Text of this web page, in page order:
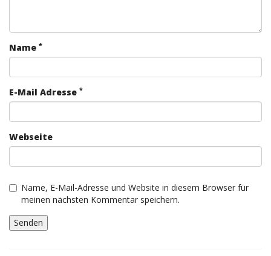
Name *
E-Mail Adresse *
Webseite
Name, E-Mail-Adresse und Website in diesem Browser für
meinen nächsten Kommentar speichern.